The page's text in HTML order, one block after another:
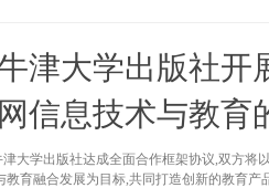
津大学出版社开
信息技术与教育
津大学出版社达成全面合作框架协议,双方将
教育融合发展为目标,共同打造创新的教育